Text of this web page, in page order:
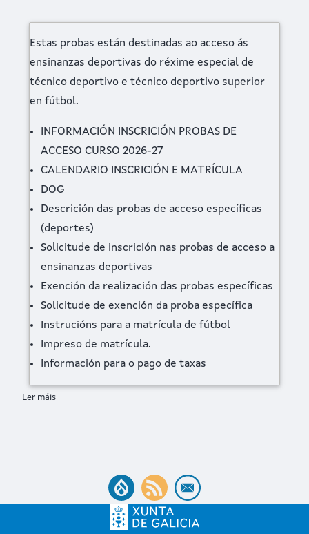
Estas probas están destinadas ao acceso ás
ensinanzas deportivas do réxime especial de
técnico deportivo e técnico deportivo superior
en fútbol.
INFORMACIÓN INSCRICIÓN PROBAS DE
ACCESO CURSO 2026-27
CALENDARIO INSCRICIÓN E MATRÍCULA
DOG
Descrición das probas de acceso específicas
(deportes)
Solicitude de inscrición nas probas de acceso a
ensinanzas deportivas
Exención da realización das probas específicas
Solicitude de exención da proba específica
Instrucións para a matrícula de fútbol
Impreso de matrícula.
Información para o pago de taxas
Ler máis